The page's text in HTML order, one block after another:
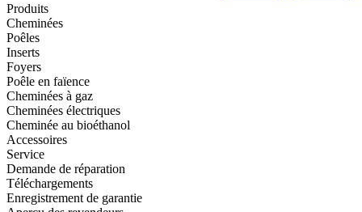
Produits
Cheminées
Poêles
Inserts
Foyers
Poêle en faïence
Cheminées à gaz
Cheminées électriques
Cheminée au bioéthanol
Accessoires
Service
Demande de réparation
Téléchargements
Enregistrement de garantie